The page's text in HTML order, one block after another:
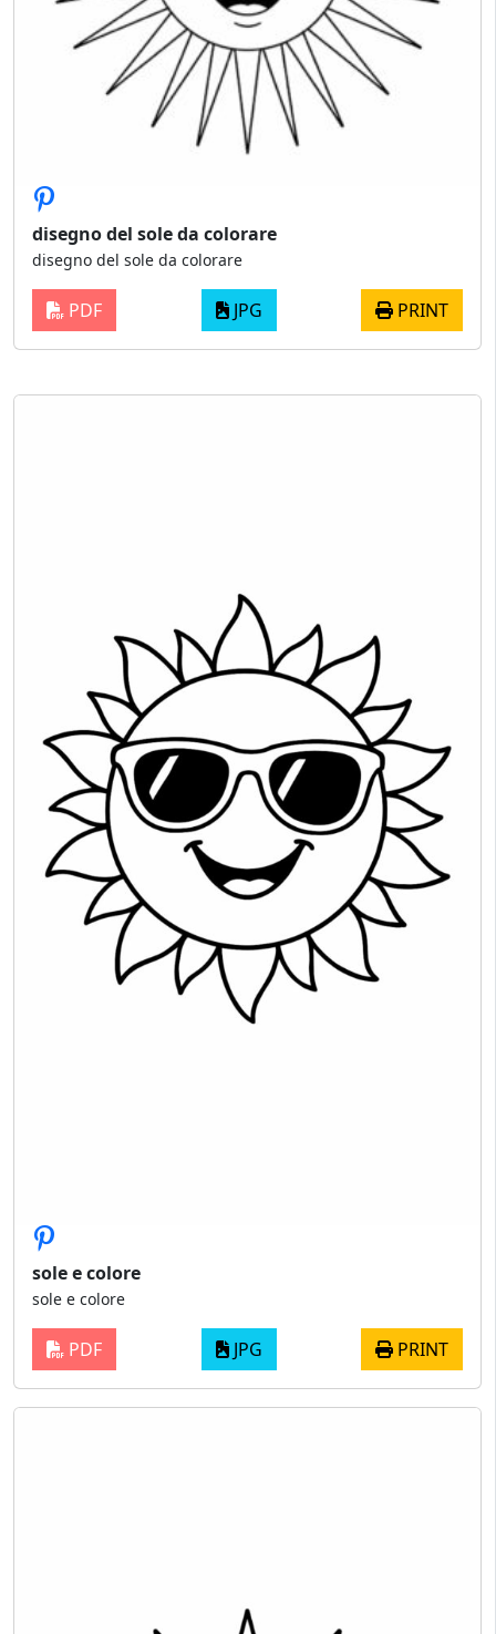
disegno del sole da colorare
disegno del sole da colorare
PDF JPG PRINT
sole e colore
sole e colore
PDF JPG PRINT